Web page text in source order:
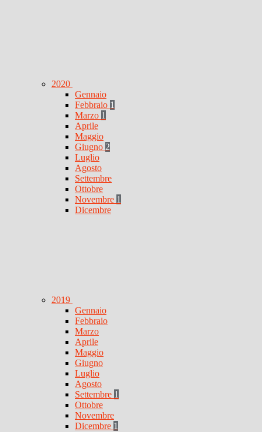
2020
Gennaio
Febbraio 1
Marzo 1
Aprile
Maggio
Giugno 2
Luglio
Agosto
Settembre
Ottobre
Novembre 1
Dicembre
2019
Gennaio
Febbraio
Marzo
Aprile
Maggio
Giugno
Luglio
Agosto
Settembre 1
Ottobre
Novembre
Dicembre 1